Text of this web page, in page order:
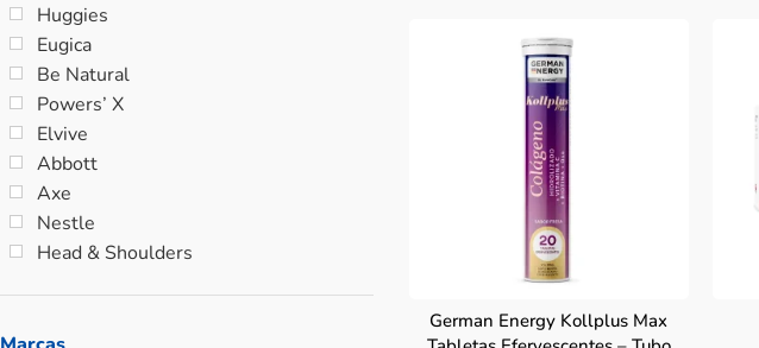
Huggies
Eugica
Be Natural
Powers’ X
Elvive
Abbott
Axe
Nestle
Head & Shoulders
German Energy Kollplus Max